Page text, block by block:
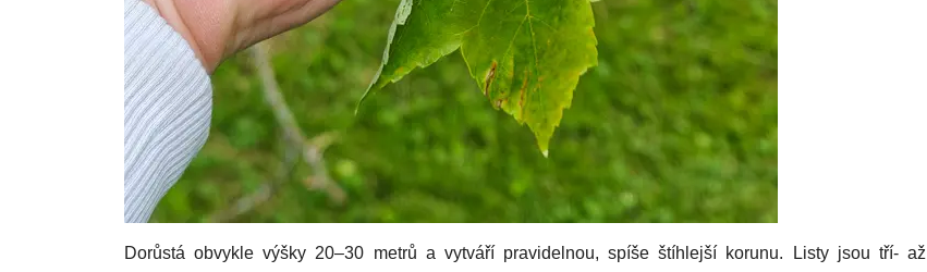
Dorůstá obvykle výšky 20–30 metrů a vytváří pravidelnou, spíše štíhlejší korunu. Listy jsou tří- až